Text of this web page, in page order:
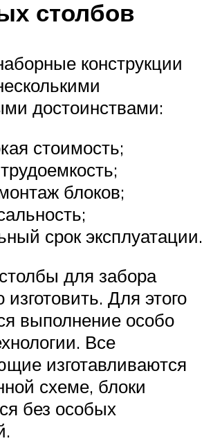
столбов
конструкции
достоинствами:
стоимость;
блоков;
срок эксплуатации.
для забора
изготовить. Для этого
выполнение особо
Все
изготавливаются
схеме, блоки
без особых